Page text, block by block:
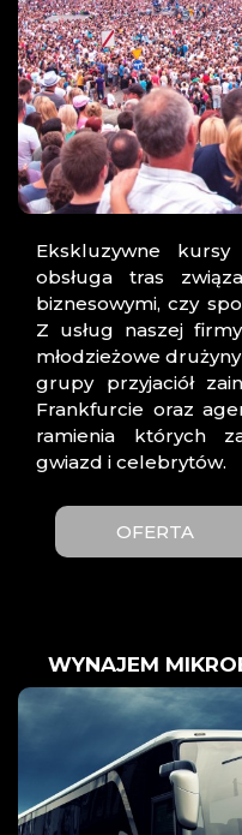
Ekskluzywne
obsługa tras
biznesowymi, czy
Z usług naszej
młodzieżowe
grupy przyjaciół
Frankfurcie oraz
ramienia których
gwiazd i celebrytów.
OFERTA
WYNAJEM